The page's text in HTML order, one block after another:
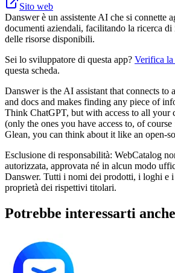
Sito web
Danswer è un assistente AI che si connette
documenti aziendali, facilitando la ricerca
delle risorse disponibili.
Sei lo sviluppatore di questa app? Verifica la
questa scheda.
Danswer is the AI assistant that connects to
and docs and makes finding any piece of
Think ChatGPT, but with access to all your
(only the ones you have access to, of
Glean, you can think about it like an open-
Esclusione di responsabilità: WebCatalog
autorizzata, approvata né in alcun modo
Danswer. Tutti i nomi dei prodotti, i loghi e
proprietà dei rispettivi titolari.
Potrebbe interessarti anche